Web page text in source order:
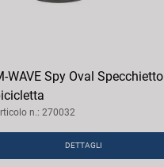
WAVE Spy Oval Specchietto
n.: 270032
DETTAGLI